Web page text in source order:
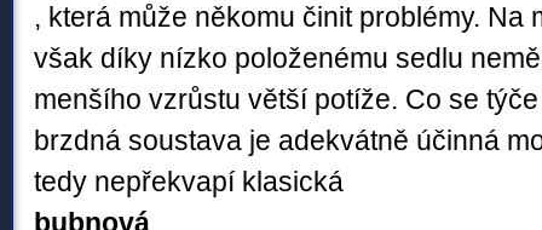
, která může někomu činit problémy. Na
však díky nízko položenému sedlu
menšího vzrůstu větší potíže. Co se
brzdná soustava je adekvátně účinná
tedy nepřekvapí klasická
bubnová